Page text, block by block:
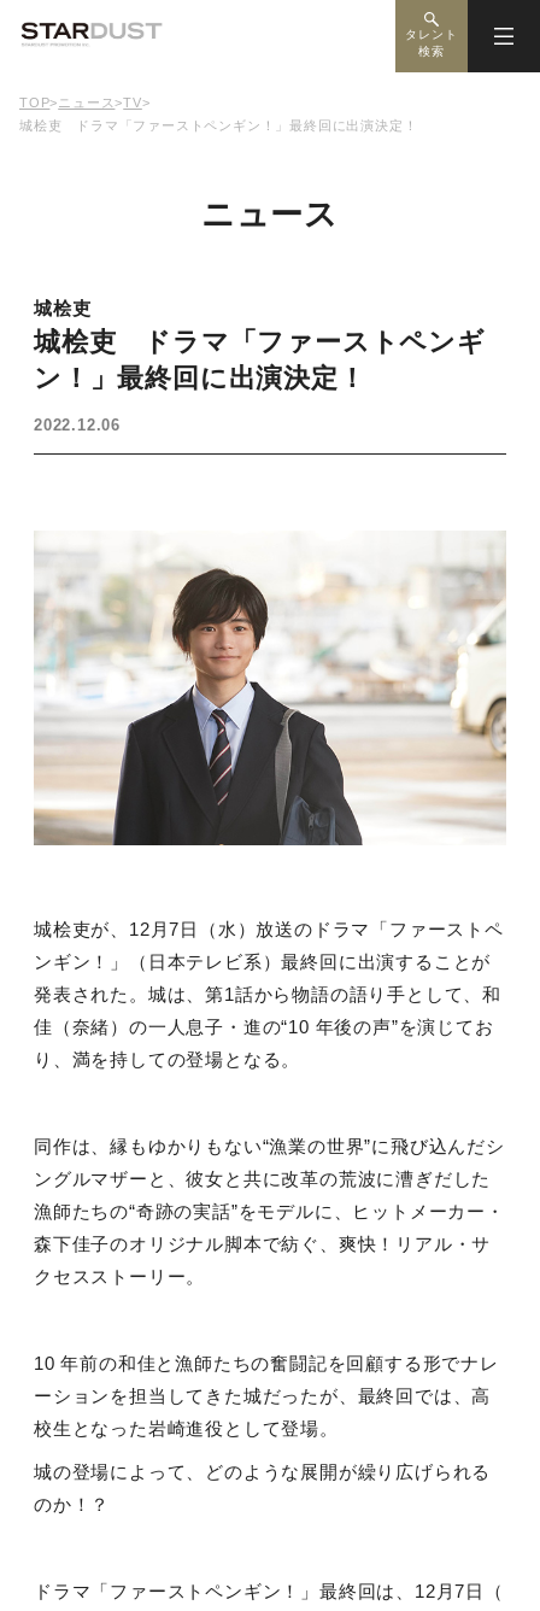
タレント
検索
TOP> ニュース>TV>
城桧吏 ドラマ「ファーストペンギン！」最終回に出演決定！
ニュース
城桧吏
城桧吏 ドラマ「ファーストペンギ
ン！」最終回に出演決定！
2022.12.06
城桧吏が、 12 月7日（水）放送のドラマ「ファーストペ
ンギン！」（日本テレビ系）最終回に出演することが
発表された。城は、第1話から物語の語り手として、和
佳（奈緒）の一人息子・進の“10 年後の声”を演じてお
り、満を持しての登場となる。
同作は、縁もゆかりもない“漁業の世界”に飛び込んだシ
ングルマザーと、彼女と共に改革の荒波に漕ぎだした
漁師たちの“奇跡の実話”をモデルに、ヒットメーカー・
森下佳子のオリジナル脚本で紡ぐ、爽快！リアル・サ
クセスストーリー。
10 年前の和佳と漁師たちの奮闘記を回顧する形でナレ
ーションを担当してきた城だったが、最終回では、高
校生となった岩崎進役として登場。
城の登場によって、どのような展開が繰り広げられる
のか！？
ドラマ「ファーストペンギン！」最終回は、 12 月7日（